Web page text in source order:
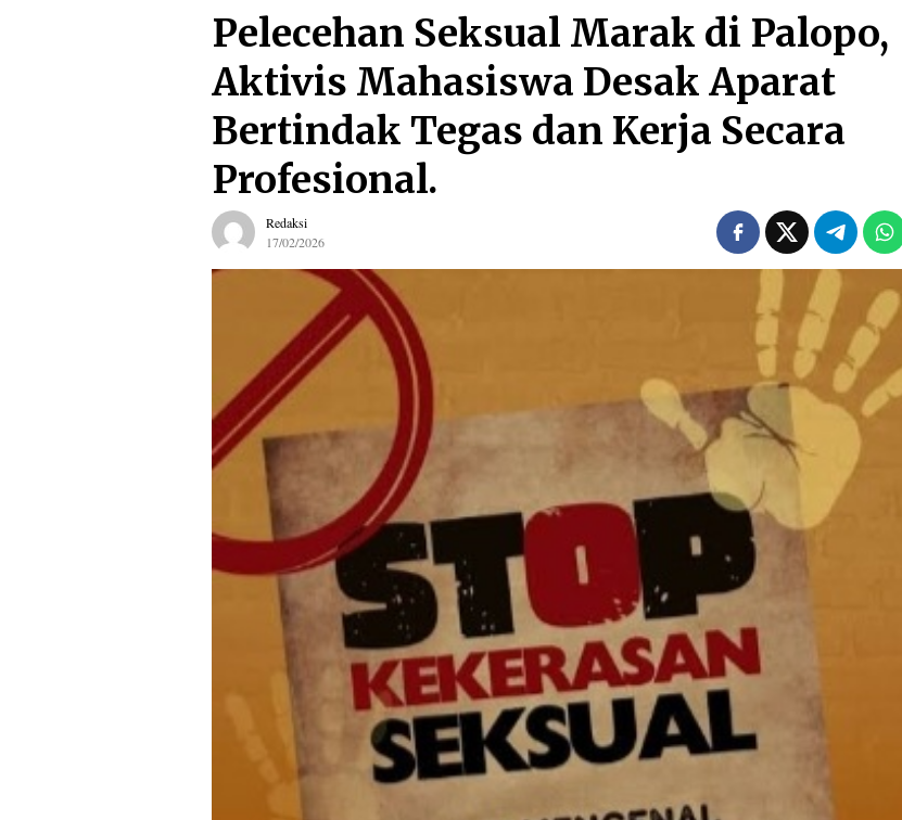
Pelecehan Seksual Marak di Palopo,
Aktivis Mahasiswa Desak Aparat
Bertindak Tegas dan Kerja Secara
Profesional.
Redaksi
17/02/2026